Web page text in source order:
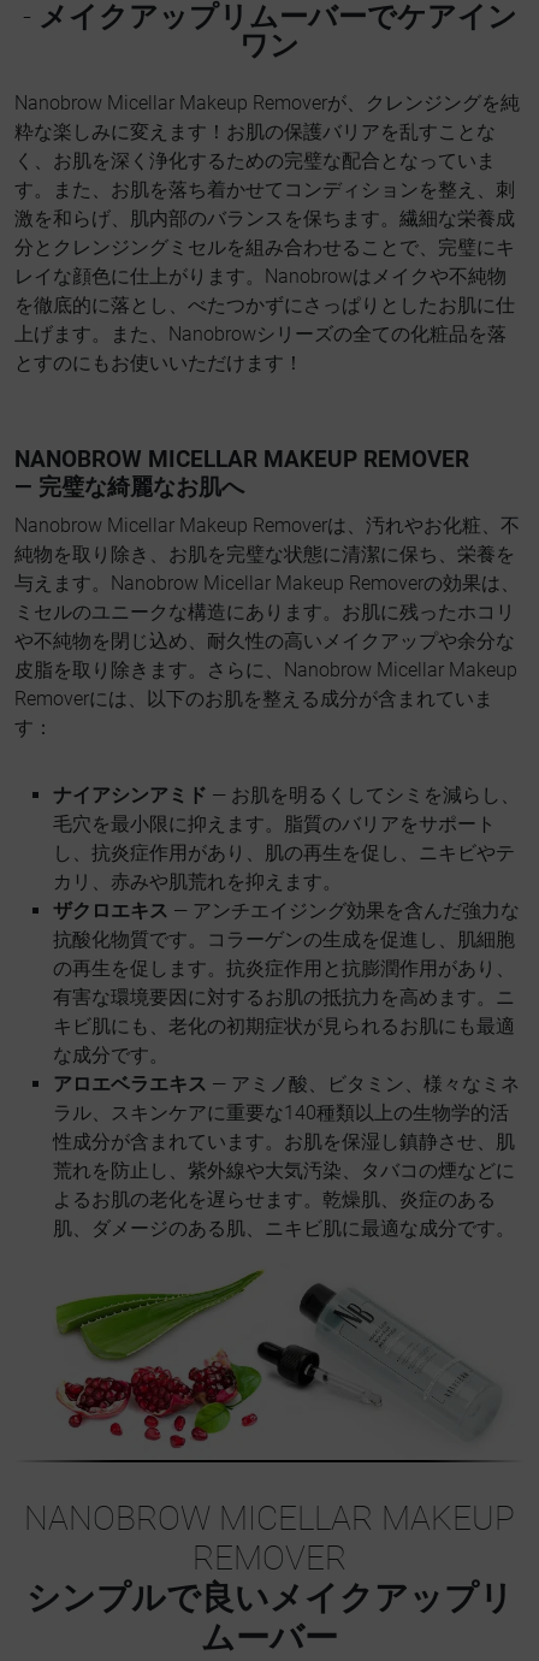
- メイクアップリムーバーでケアイン
ワン
Nanobrow Micellar Makeup Removerが、クレンジングを純
粋な楽しみに変えます！お肌の保護バリアを乱すことな
く、お肌を深く浄化するための完璧な配合となっていま
す。また、お肌を落ち着かせてコンディションを整え、刺
激を和らげ、肌内部のバランスを保ちます。繊細な栄養成
分とクレンジングミセルを組み合わせることで、完璧にキ
レイな顔色に仕上がります。Nanobrowはメイクや不純物
を徹底的に落とし、べたつかずにさっぱりとしたお肌に仕
上げます。また、Nanobrowシリーズの全ての化粧品を落
とすのにもお使いいただけます！
NANOBROW MICELLAR MAKEUP REMOVER
— 完璧な綺麗なお肌へ
Nanobrow Micellar Makeup Removerは、汚れやお化粧、不
純物を取り除き、お肌を完璧な状態に清潔に保ち、栄養を
与えます。Nanobrow Micellar Makeup Removerの効果は、
ミセルのユニークな構造にあります。お肌に残ったホコリ
や不純物を閉じ込め、耐久性の高いメイクアップや余分な
皮脂を取り除きます。さらに、Nanobrow Micellar Makeup
Removerには、以下のお肌を整える成分が含まれていま
す：
ナイアシンアミド — お肌を明るくしてシミを減らし、
毛穴を最小限に抑えます。脂質のバリアをサポート
し、抗炎症作用があり、肌の再生を促し、ニキビやテ
カリ、赤みや肌荒れを抑えます。
ザクロエキス — アンチエイジング効果を含んだ強力な
抗酸化物質です。コラーゲンの生成を促進し、肌細胞
の再生を促します。抗炎症作用と抗膨潤作用があり、
有害な環境要因に対するお肌の抵抗力を高めます。ニ
キビ肌にも、老化の初期症状が見られるお肌にも最適
な成分です。
アロエベラエキス — アミノ酸、ビタミン、様々なミネ
ラル、スキンケアに重要な140種類以上の生物学的活
性成分が含まれています。お肌を保湿し鎮静させ、肌
荒れを防止し、紫外線や大気汚染、タバコの煙などに
よるお肌の老化を遅らせます。乾燥肌、炎症のある
肌、ダメージのある肌、ニキビ肌に最適な成分です。
NANOBROW MICELLAR MAKEUP
REMOVER
シンプルで良いメイクアップリ
ムーバー